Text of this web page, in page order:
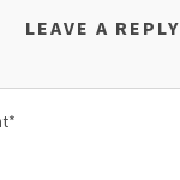
LEAVE A REPLY